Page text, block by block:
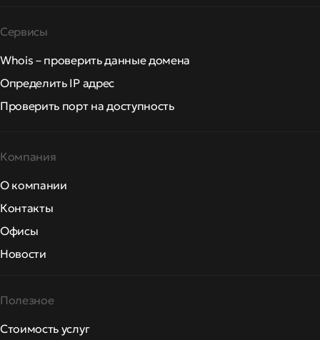
Сервисы
Whois – проверить данные домена
Определить IP адрес
Проверить порт на доступность
Компания
О компании
Контакты
Офисы
Новости
Полезное
Стоимость услуг